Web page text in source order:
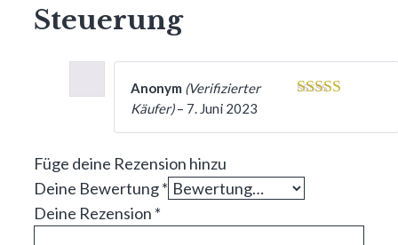
Steuerung
Anonym (Verifizierter
Käufer) – 7. Juni 2023
Füge deine Rezension hinzu
Deine Bewertung*
Deine Rezension *